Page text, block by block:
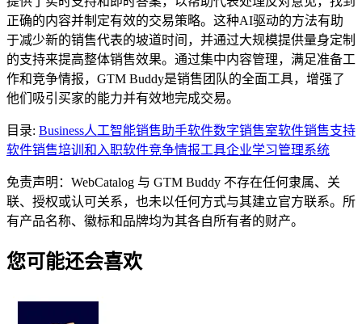
正确的内容并制定有效的交易策略。这种AI驱动的方法有助
于减少新的销售代表的坡道时间，并通过大规模提供量身定制
的支持来提高整体销售效果。通过集中内容管理，满足准备工
作和竞争情报，GTM Buddy是销售团队的全面工具，增强了
他们吸引买家的能力并有效地完成交易。
目录: Business人工智能销售助手软件数字销售室软件销售支持
软件销售培训和入职软件竞争情报工具企业学习管理系统
免责声明：WebCatalog 与 GTM Buddy 不存在任何隶属、关
联、授权或认可关系，也未以任何方式与其建立官方联系。所
有产品名称、徽标和品牌均为其各自所有者的财产。
您可能还会喜欢